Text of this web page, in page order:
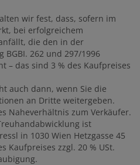
wir fest, dass, sofern im
bei erfolgreichem
die den in der
262 und 297/1996
– das sind 3 % des Kaufpreises
auch dann, wenn Sie die
an Dritte weitergeben.
Naheverhältnis zum Verkäufer.
ist
in 1030 Wien Hetzgasse 45
Kaufpreises zzgl. 20 % USt.